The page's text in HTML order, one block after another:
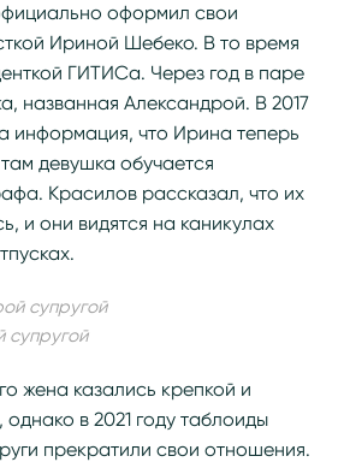
оформил свои
Ириной Шебеко. В то время
ГИТИСа. Через год в паре
названная Александрой. В 2017
информация, что Ирина теперь
девушка обучается
Красилов рассказал, что их
и они видятся на каникулах
супругой
жена казались крепкой и
в 2021 году таблоиды
прекратили свои отношения.